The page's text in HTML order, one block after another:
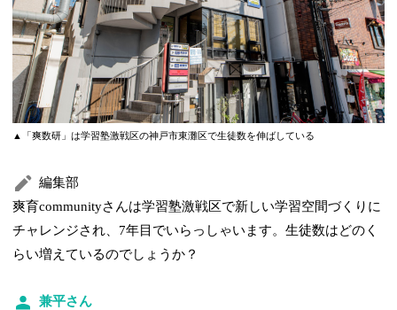
▲「爽数研」は学習塾激戦区の神戸市東灘区で生徒数を伸ばしている
編集部
爽育communityさんは学習塾激戦区で新しい学習空間づくりに
チャレンジされ、7年目でいらっしゃいます。生徒数はどのく
らい増えているのでしょうか？
兼平さん